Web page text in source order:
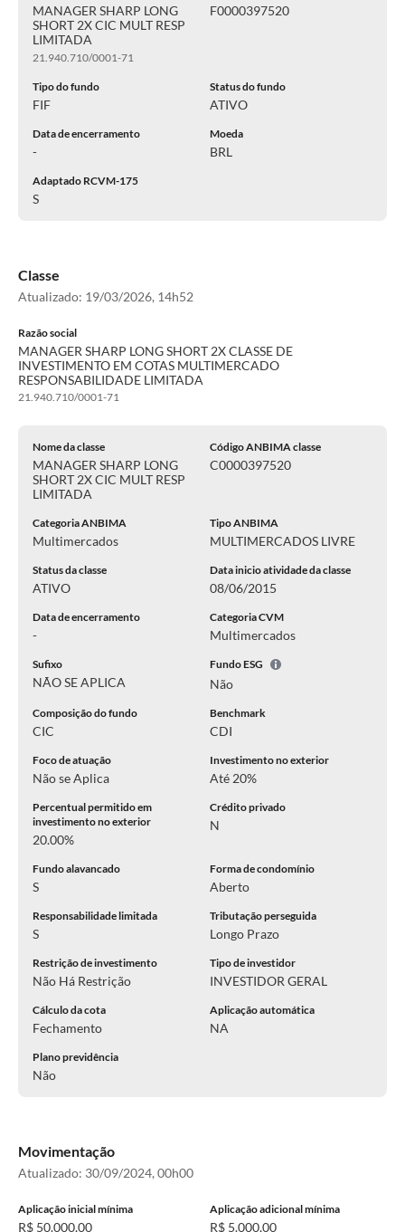
MANAGER SHARP LONG
SHORT 2X CIC MULT RESP
LIMITADA
21.940.710/0001-71
F0000397520
Tipo do fundo
FIF
Status do fundo
ATIVO
Data de encerramento
-
Moeda
BRL
Adaptado RCVM-175
S
Classe
Atualizado: 19/03/2026, 14h52
Razão social
MANAGER SHARP LONG SHORT 2X CLASSE DE
INVESTIMENTO EM COTAS MULTIMERCADO
RESPONSABILIDADE LIMITADA
21.940.710/0001-71
Nome da classe
MANAGER SHARP LONG
SHORT 2X CIC MULT RESP
LIMITADA
Código ANBIMA classe
C0000397520
Categoria ANBIMA
Multimercados
Tipo ANBIMA
MULTIMERCADOS LIVRE
Status da classe
ATIVO
Data inicio atividade da classe
08/06/2015
Data de encerramento
-
Categoria CVM
Multimercados
Sufixo
NÃO SE APLICA
Fundo ESG
Não
Composição do fundo
CIC
Benchmark
CDI
Foco de atuação
Não se Aplica
Investimento no exterior
Até 20%
Percentual permitido em
investimento no exterior
20.00%
Crédito privado
N
Fundo alavancado
S
Forma de condomínio
Aberto
Responsabilidade limitada
S
Tributação perseguida
Longo Prazo
Restrição de investimento
Não Há Restrição
Tipo de investidor
INVESTIDOR GERAL
Cálculo da cota
Fechamento
Aplicação automática
NA
Plano previdência
Não
Movimentação
Atualizado: 30/09/2024, 00h00
Aplicação inicial mínima
R$ 50.000,00
Aplicação adicional mínima
R$ 5.000,00